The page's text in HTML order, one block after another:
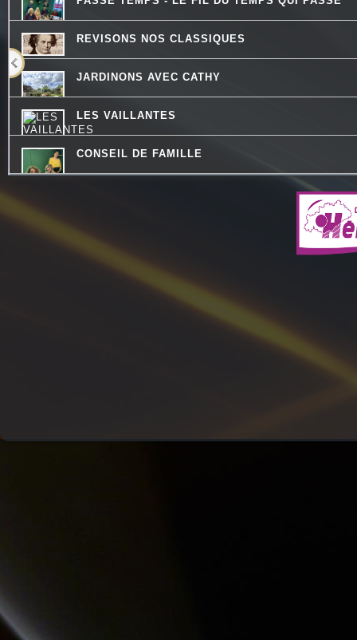
REVISONS NOS CLASSIQUES
JARDINONS AVEC CATHY
LES VAILLANTES
CONSEIL DE FAMILLE